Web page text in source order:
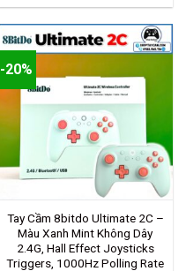
-20%
Tay Cầm 8bitdo Ultimate 2C –
Màu Xanh Mint Không Dây
2.4G, Hall Effect Joysticks
Triggers, 1000Hz Polling Rate